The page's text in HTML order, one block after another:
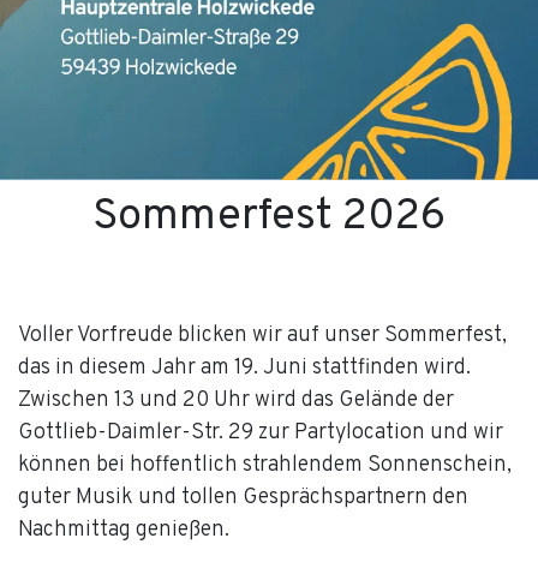
Sommerfest 2026
Voller Vorfreude blicken wir auf unser Sommerfest,
das in diesem Jahr am 19. Juni stattfinden wird.
Zwischen 13 und 20 Uhr wird das Gelände der
Gottlieb-Daimler-Str. 29 zur Partylocation und wir
können bei hoffentlich strahlendem Sonnenschein,
guter Musik und tollen Gesprächspartnern den
Nachmittag genießen.